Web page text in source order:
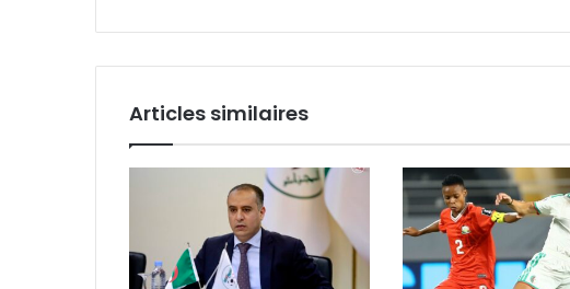
Articles similaires